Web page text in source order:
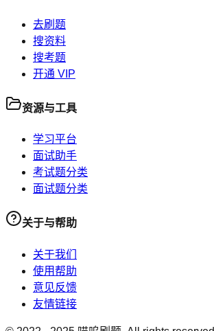
去刷题
搜资料
搜考题
开通 VIP
资源与工具
学习平台
面试助手
考试题分类
面试题分类
关于与帮助
关于我们
使用帮助
意见反馈
友情链接